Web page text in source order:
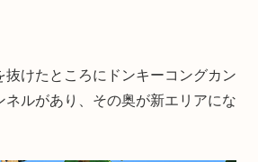
抜けたところにドンキーコングカン
ネルがあり、その奥が新エリアにな